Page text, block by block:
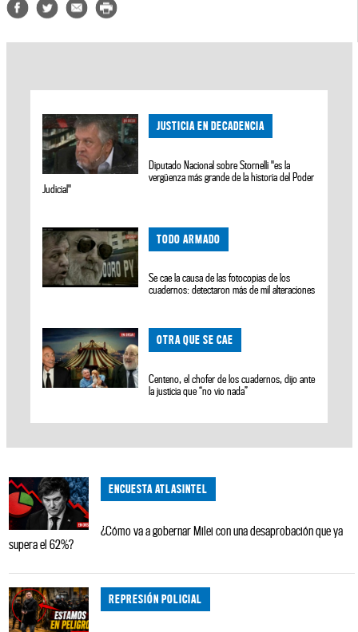
JUSTICIA EN DECADENCIA
Diputado Nacional sobre Stornelli "es la
vergüenza más grande de la historia del Poder
Judicial"
TODO ARMADO
Se cae la causa de las fotocopias de los
cuadernos: detectaron más de mil alteraciones
OTRA QUE SE CAE
Centeno, el chofer de los cuadernos, dijo ante
la justicia que “no vio nada”
ENCUESTA ATLASINTEL
¿Cómo va a gobernar Milei con una desaprobación que ya
supera el 62%?
REPRESIÓN POLICIAL